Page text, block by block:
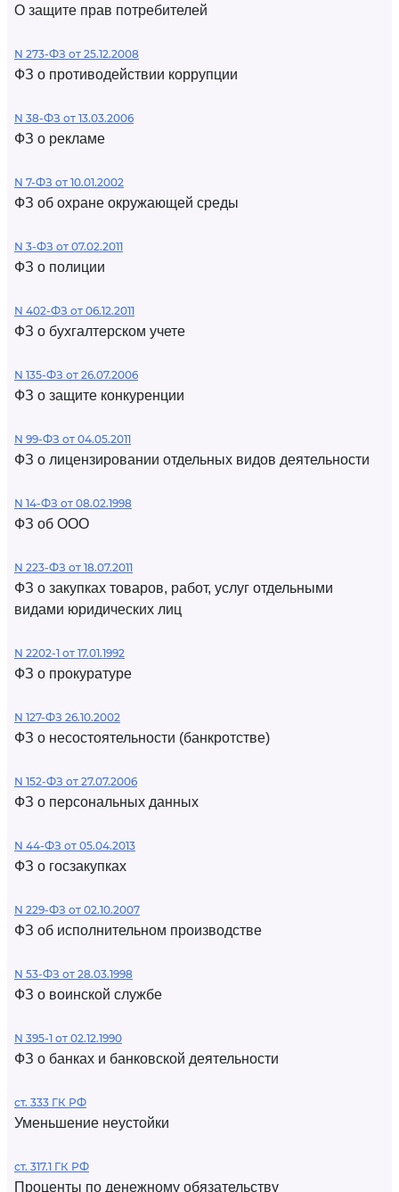
О защите прав потребителей
N 273-ФЗ от 25.12.2008
ФЗ о противодействии коррупции
N 38-ФЗ от 13.03.2006
ФЗ о рекламе
N 7-ФЗ от 10.01.2002
ФЗ об охране окружающей среды
N 3-ФЗ от 07.02.2011
ФЗ о полиции
N 402-ФЗ от 06.12.2011
ФЗ о бухгалтерском учете
N 135-ФЗ от 26.07.2006
ФЗ о защите конкуренции
N 99-ФЗ от 04.05.2011
ФЗ о лицензировании отдельных видов деятельности
N 14-ФЗ от 08.02.1998
ФЗ об ООО
N 223-ФЗ от 18.07.2011
ФЗ о закупках товаров, работ, услуг отдельными
видами юридических лиц
N 2202-1 от 17.01.1992
ФЗ о прокуратуре
N 127-ФЗ 26.10.2002
ФЗ о несостоятельности (банкротстве)
N 152-ФЗ от 27.07.2006
ФЗ о персональных данных
N 44-ФЗ от 05.04.2013
ФЗ о госзакупках
N 229-ФЗ от 02.10.2007
ФЗ об исполнительном производстве
N 53-ФЗ от 28.03.1998
ФЗ о воинской службе
N 395-1 от 02.12.1990
ФЗ о банках и банковской деятельности
ст. 333 ГК РФ
Уменьшение неустойки
ст. 317.1 ГК РФ
Проценты по денежному обязательству